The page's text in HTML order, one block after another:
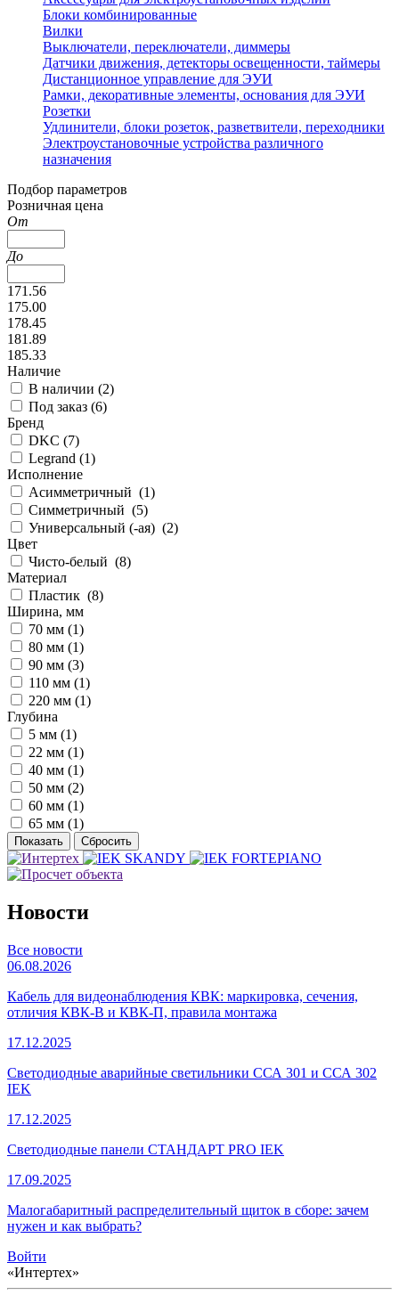
Блоки комбинированные
Вилки
Выключатели, переключатели, диммеры
Датчики движения, детекторы освещенности, таймеры
Дистанционное управление для ЭУИ
Рамки, декоративные элементы, основания для ЭУИ
Розетки
Удлинители, блоки розеток, разветвители, переходники
Электроустановочные устройства различного
назначения
Подбор параметров
Розничная цена
От
До
171.56
175.00
178.45
181.89
185.33
Наличие
В наличии (2)
Под заказ (6)
Бренд
DKC (7)
Legrand (1)
Исполнение
Асимметричный (1)
Симметричный (5)
Универсальный (-ая) (2)
Цвет
Чисто-белый (8)
Материал
Пластик (8)
Ширина, мм
70 мм (1)
80 мм (1)
90 мм (3)
110 мм (1)
220 мм (1)
Глубина
5 мм (1)
22 мм (1)
40 мм (1)
50 мм (2)
60 мм (1)
65 мм (1)
Новости
Все новости
06.08.2026
Кабель для видеонаблюдения КВК: маркировка, сечения,
отличия КВК-В и КВК-П, правила монтажа
17.12.2025
Светодиодные аварийные светильники ССА 301 и ССА 302
IEK
17.12.2025
Светодиодные панели СТАНДАРТ PRO IEK
17.09.2025
Малогабаритный распределительный щиток в сборе: зачем
нужен и как выбрать?
Войти
«Интертех»